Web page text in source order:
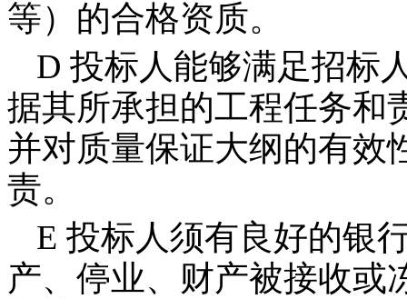
等）的合格资质。
D 投标人能够满足招标
据其所承担的工程任务和
并对质量保证大纲的有效
责。
E 投标人须有良好的银
产、停业、财产被接收或